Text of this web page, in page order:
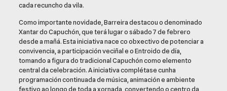
cada recuncho da vila.
Como importante novidade, Barreira destacou o denominado
Xantar do Capuchón, que terá lugar o sábado 7 de febrero
desde a mañá. Esta iniciativa nace co obxectivo de potenciar a
convivencia, a participación veciñal e o Entroido de día,
tomando a figura do tradicional Capuchón como elemento
central da celebración. A iniciativa complétase cunha
programación continuada de música, animación e ambiente
festivo ao longo de toda a xornada, convertendo o centro da